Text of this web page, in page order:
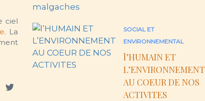
ciel
. La
SOCIAL ET
ENVIRONNEMENTAL
l’HUMAIN ET
L’ENVIRONNEMENT
AU COEUR DE NOS
ACTIVITES